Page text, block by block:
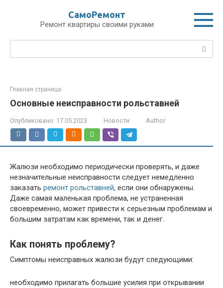
СамоРемонт
Ремонт квартиры своими руками
Поиск:
Главная страница
Основные неисправности рольставней
Опубликовано: 17.05.2023 Новости Author
Жалюзи необходимо периодически проверять, и даже
незначительные неисправности следует немедленно
заказать ремонт рольставней, если они обнаружены.
Даже самая маленькая проблема, не устраненная
своевременно, может привести к серьезным проблемам и
большим затратам как времени, так и денег.
Как понять проблему?
Симптомы неисправных жалюзи будут следующими:
необходимо прилагать большие усилия при открывании